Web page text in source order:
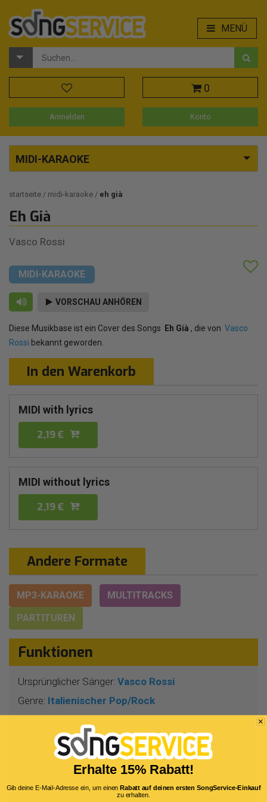
MENÜ
0
Anmelden Konto
MIDI-KARAOKE
startseite midi-karaoke eh già
Eh Già
Vasco Rossi
MIDI-KARAOKE
VORSCHAU ANHÖREN
Diese Musikbase ist ein Cover des Songs Eh Già , die von Vasco
Rossi bekannt geworden.
In den Warenkorb
MIDI with lyrics
2,19 €
MIDI without lyrics
2,19 €
Andere Formate
MP3-KARAOKE
MULTITRACKS
PARTITUREN
Funktionen
Ursprünglicher Sänger: Vasco Rossi
Genre: Italienischer Pop/Rock
Autor:V.Rossi
3 Min 47 Sekunden
4/4
Erhalte 15% Rabatt!
Gib deine E-Mail-Adresse ein, um einenRabatt auf deinen ersten SongService-Einkauf
zu erhalten.